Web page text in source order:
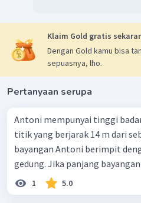
Klaim Gold gratis
Dengan Gold kamu bisa
sepuasnya, lho.
Pertanyaan serupa
Antoni mempunyai tinggi
titik yang berjarak 14 m dari
bayangan Antoni berimpit
gedung. Jika panjang
1 5.0